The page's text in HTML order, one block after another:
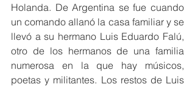
Holanda. De Argentina se fue cuando
un comando allanó la casa familiar y se
llevó a su hermano Luis Eduardo Falú,
otro de los hermanos de una familia
numerosa en la que hay músicos,
poetas y militantes. Los restos de Luis